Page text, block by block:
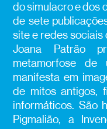
do simulacro e dos
de sete
site e redes sociais
Joana Patrão
metamorfose
manifesta em
de mitos antigos,
informáticos. São
Pigmalião, a